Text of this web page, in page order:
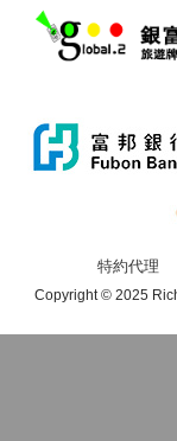
特約代理
Copyright © 2025